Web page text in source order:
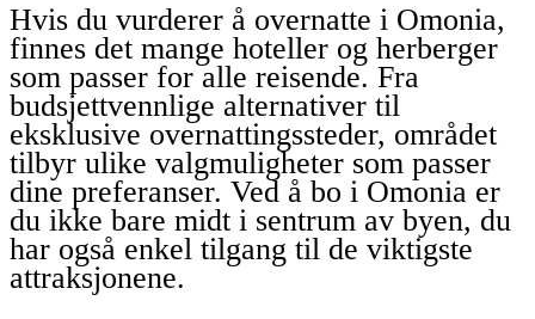
Hvis du vurderer å overnatte i Omonia,
finnes det mange hoteller og herberger
som passer for alle reisende. Fra
budsjettvennlige alternativer til
eksklusive overnattingssteder, området
tilbyr ulike valgmuligheter som passer
dine preferanser. Ved å bo i Omonia er
du ikke bare midt i sentrum av byen, du
har også enkel tilgang til de viktigste
attraksjonene.